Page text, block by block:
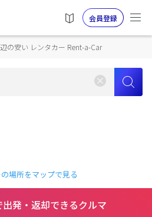
会員登録
の安い レンタカー Rent-a-Car
場所をマップで見る
発・返却できるクルマ